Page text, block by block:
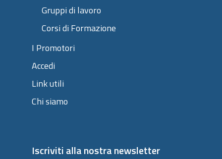
Gruppi di lavoro
Corsi di Formazione
I Promotori
Accedi
Link utili
Chi siamo
Iscriviti alla nostra newsletter